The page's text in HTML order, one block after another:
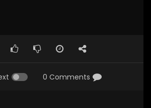
0 Comments